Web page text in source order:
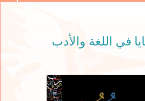
في اللغة والأدب